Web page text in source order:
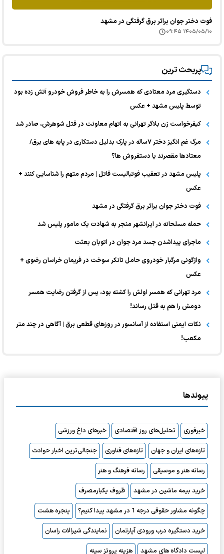
فوت دختر جوان براثر برق گرفتگی در مشهد
۱۴۰۵/۰۵/۱۰ ۰۹:۴۵
پربحث ترین
دستگیری مرد معتادی که همسرش را به خاطر فروش خودرو آتش زده بود
توسط پلیس مشهد + عکس
کیفرخواست زن بلاگر تهرانی به اتهام معاونت در قتل شوهرش، صادر شد
مرگ غم انگیز دختر ۷ساله در پارک بدلیل دستکاری در پایه های برق/
معتادها مقصرند یا دستفروش ها؟
پلیس مشهد در تعقیب فوتبالیست قاتل | مردم متهم را شناسایی کنند +
عکس
فوت دختر جوان براثر برق گرفتگی در مشهد
حمله مسلحانه در ایرانشهر منجر به شهادت یک مامور پلیس شد
ماجرای پیداشدن جسد مرد جوان در اتوبان بعثت
واژگونی مرگبار خودروی حامل تانکر سوخت در فریمان خراسان رضوی +
عکس
مرد تهرانی که همسر اولش را کشته بود، پس از گرفتن رضایت همسر
دومش را هم به قتل رساند!
نکات ایمنی استفاده از آسانسور در روزهای قطعی برق | آگاهی در چند متر
مکعب!
پیوندها
خبرفوری تحلیل‌های روز اقتصادی
خبرهای داغ ورزشی
تازه‌های ایران و جهان
تازه‌های فناوری
جنجالی‌ترین اخبار حوادث
رسانه هنر و موسیقی
رسانه فرهنگ و هنر
خرید بیمه ماشین در مشهد
ظروف یکبارمصرف
چگونه مشاور حقوقی درجه 1 در مشهد پیدا کنیم؟
پنجره هشت
خرید دستگیره درب ورودی آپارتمان
نمایندگی شیرالات راسان
لیست دادگاه های مشهد
هزینه پروتز سینه